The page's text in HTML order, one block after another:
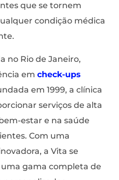
que se tornem
condição médica
no Rio de Janeiro,
em check-ups
em 1999, a clínica
serviços de alta
estar e na saúde
Com uma
a Vita se
gama completa de